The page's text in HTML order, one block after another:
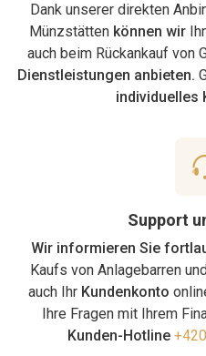
Dank unserer direkten
Münzstätten können wir
auch beim Rückankauf von
Dienstleistungen anbieten.
individuelles
Support
Wir informieren Sie
Kaufs von Anlagebarren
auch Ihr Kundenkonto
Ihre Fragen mit Ihrem
Kunden-Hotline